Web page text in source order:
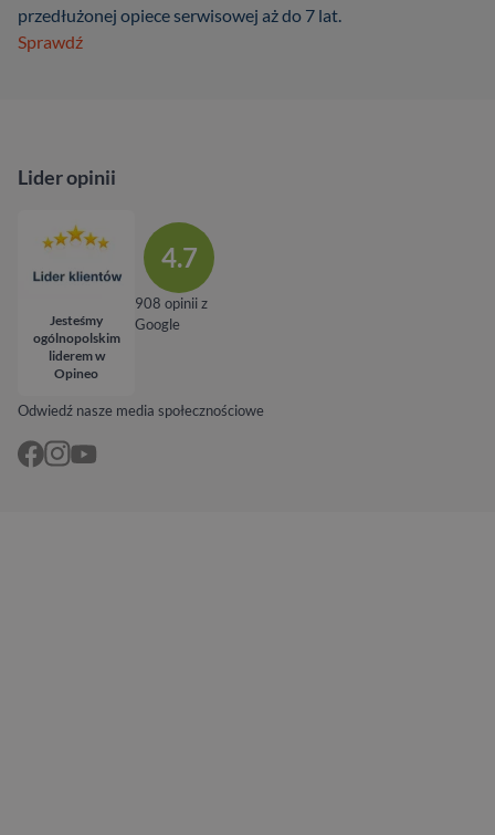
przedłużonej opiece serwisowej aż do 7 lat.
Sprawdź
Odwiedź nasze media społecznościowe
Lider opinii
Jesteśmy
ogólnopolskim
liderem w
Opineo
4.7
908 opinii z
Google